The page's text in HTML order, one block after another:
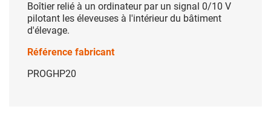
Boîtier relié à un ordinateur par un signal 0/10 V
pilotant les éleveuses à l'intérieur du bâtiment
d'élevage.
Référence fabricant
PROGHP20